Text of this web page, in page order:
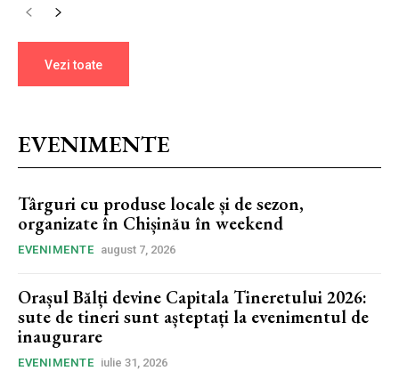
Vezi toate
EVENIMENTE
Târguri cu produse locale și de sezon,
organizate în Chișinău în weekend
EVENIMENTE august 7, 2026
Orașul Bălți devine Capitala Tineretului 2026:
sute de tineri sunt așteptați la evenimentul de
inaugurare
EVENIMENTE iulie 31, 2026